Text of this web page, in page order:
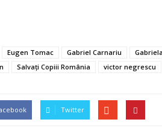
Eugen Tomac Gabriel Carnariu
Salvați Copiii România victor negrescu
Twitter